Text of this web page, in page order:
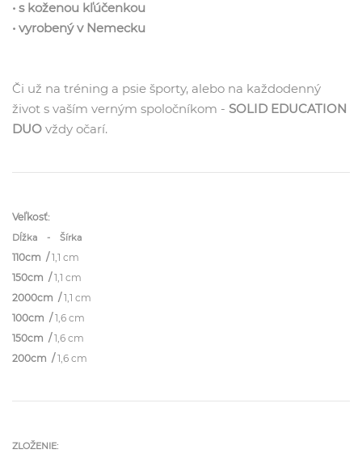
• s koženou kľúčenkou
• vyrobený v Nemecku
Či už na tréning a psie športy, alebo na každodenný
život s vaším verným spoločníkom - SOLID EDUCATION
DUO vždy očarí.
Veľkosť:
Dĺžka - Šírka
110cm /1,1 cm
150cm /1,1 cm
2000cm /1,1 cm
100cm /1,6 cm
150cm /1,6 cm
200cm /1,6 cm
ZLOŽENIE: